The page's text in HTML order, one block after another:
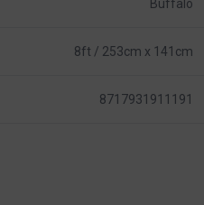
Buffalo
8ft / 253cm x 141cm
8717931911191